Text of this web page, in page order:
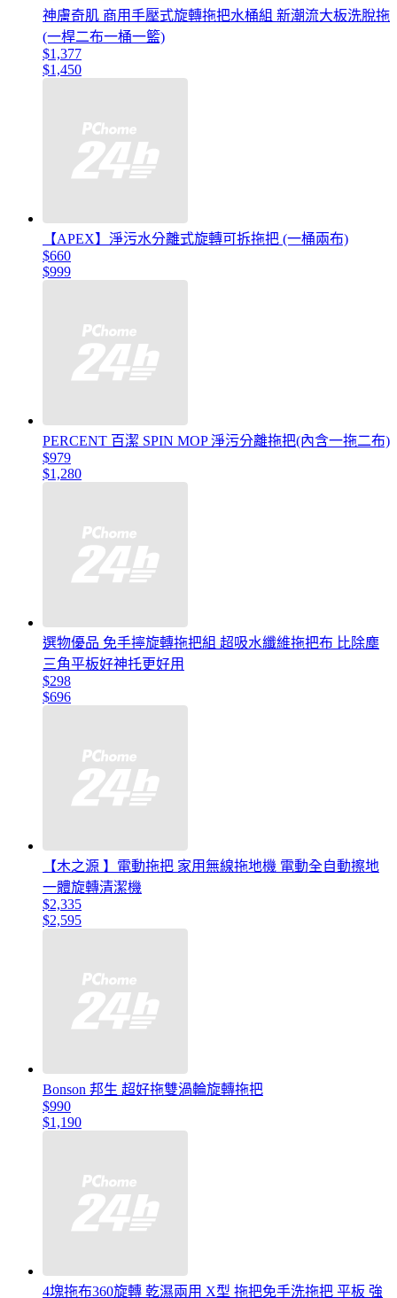
神膚奇肌 商用手壓式旋轉拖把水桶組 新潮流大板洗脫拖
(一桿二布一桶一籃)
$1,377
$1,450
【APEX】淨污水分離式旋轉可拆拖把 (一桶兩布)
$660
$999
PERCENT 百潔 SPIN MOP 淨污分離拖把(內含一拖二布)
$979
$1,280
選物優品 免手擰旋轉拖把組 超吸水纖維拖把布 比除塵
三角平板好神托更好用
$298
$696
【木之源 】電動拖把 家用無線拖地機 電動全自動擦地
一體旋轉清潔機
$2,335
$2,595
Bonson 邦生 超好拖雙渦輪旋轉拖把
$990
$1,190
4塊拖布360旋轉 乾濕兩用 X型 拖把免手洗拖把 平板 強